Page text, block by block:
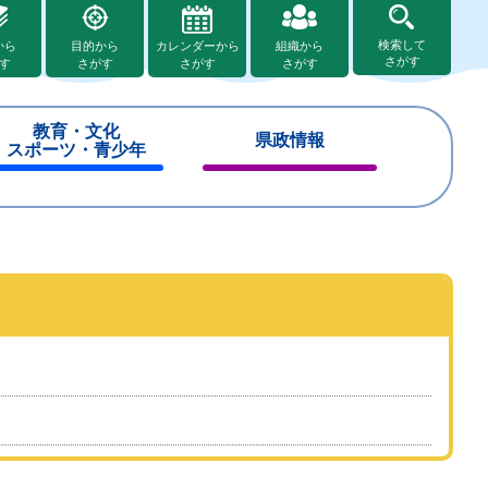
ら
目的から
さがす
カレンダーから
さがす
組織から
さがす
検索して
さがす
教育・文化
スポーツ・青少年
県政情報
じ